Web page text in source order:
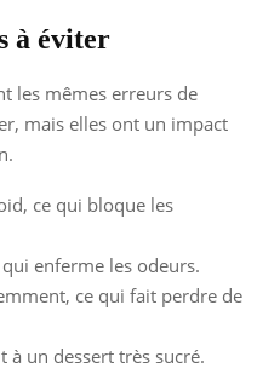
à éviter
les mêmes erreurs de
mais elles ont un impact
ce qui bloque les
enferme les odeurs.
ce qui fait perdre de
à un dessert très sucré.